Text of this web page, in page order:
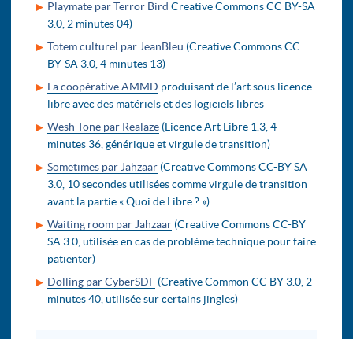
Playmate par Terror Bird Creative Commons CC BY-SA
3.0, 2 minutes 04)
Totem culturel par JeanBleu (Creative Commons CC
BY-SA 3.0, 4 minutes 13)
La coopérative AMMD produisant de l’art sous licence
libre avec des matériels et des logiciels libres
Wesh Tone par Realaze (Licence Art Libre 1.3, 4
minutes 36, générique et virgule de transition)
Sometimes par Jahzaar (Creative Commons CC-BY SA
3.0, 10 secondes utilisées comme virgule de transition
avant la partie « Quoi de Libre ? »)
Waiting room par Jahzaar (Creative Commons CC-BY
SA 3.0, utilisée en cas de problème technique pour faire
patienter)
Dolling par CyberSDF (Creative Common CC BY 3.0, 2
minutes 40, utilisée sur certains jingles)